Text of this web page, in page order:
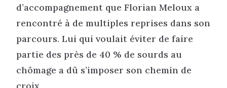
d’accompagnement que Florian Meloux a
rencontré à de multiples reprises dans son
parcours. Lui qui voulait éviter de faire
partie des près de 40 % de sourds au
chômage a dû s’imposer son chemin de